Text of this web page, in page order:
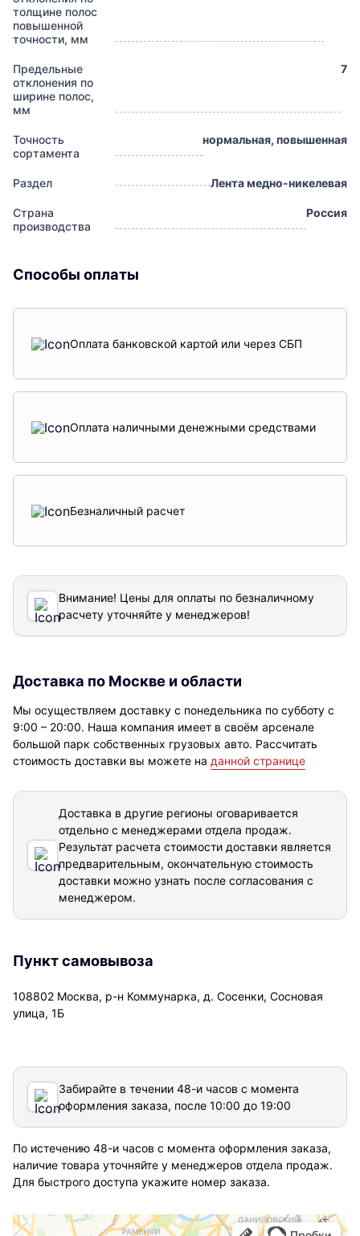
толщине полос
повышенной
точности, мм
Предельные
отклонения по
ширине полос,
мм
7
Точность
сортамента
нормальная, повышенная
Раздел Лента медно-никелевая
Страна
производства
Россия
Способы оплаты
Оплата банковской картой или через СБП
Оплата наличными денежными средствами
Безналичный расчет
Внимание! Цены для оплаты по безналичному
расчету уточняйте у менеджеров!
Доставка по Москве и области
Мы осуществляем доставку с понедельника по субботу с
9:00 – 20:00. Наша компания имеет в своём арсенале
большой парк собственных грузовых авто. Рассчитать
стоимость доставки вы можете на данной странице
Доставка в другие регионы оговаривается
отдельно с менеджерами отдела продаж.
Результат расчета стоимости доставки является
предварительным, окончательную стоимость
доставки можно узнать после согласования с
менеджером.
Пункт самовывоза
108802 Москва, р-н Коммунарка, д. Сосенки, Сосновая
улица, 1Б
Забирайте в течении 48-и часов с момента
оформления заказа, после 10:00 до 19:00
По истечению 48-и часов с момента оформления заказа,
наличие товара уточняйте у менеджеров отдела продаж.
Для быстрого доступа укажите номер заказа.